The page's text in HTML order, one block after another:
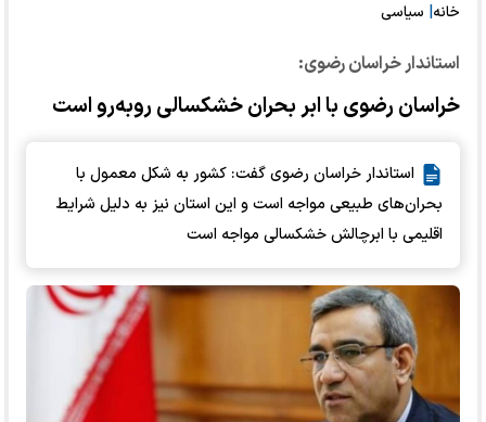
خانه سیاسی
استاندار خراسان رضوی:
خراسان رضوی با ابر بحران خشکسالی روبه‌رو است
استاندار خراسان رضوی گفت: کشور به شکل معمول با
بحران‌های طبیعی مواجه است و این استان نیز به دلیل شرایط
اقلیمی با ابرچالش خشکسالی مواجه است